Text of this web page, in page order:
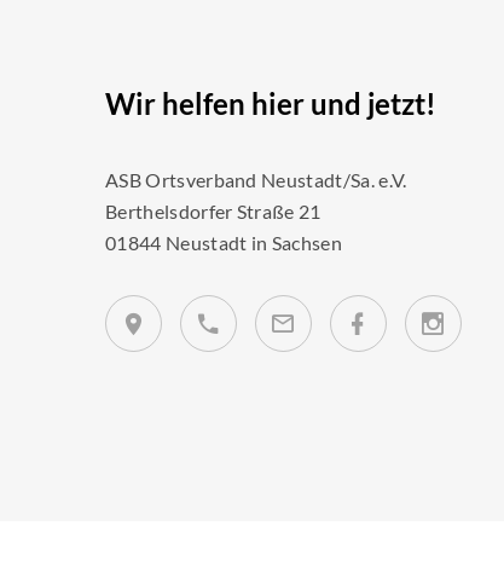
Wir helfen hier und jetzt!
ASB Ortsverband Neustadt/Sa. e.V.
Berthelsdorfer Straße 21
01844 Neustadt in Sachsen